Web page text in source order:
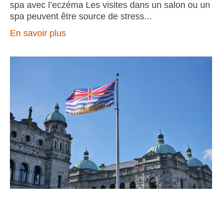
spa avec l’eczéma Les visites dans un salon ou un
spa peuvent être source de stress
En savoir plus